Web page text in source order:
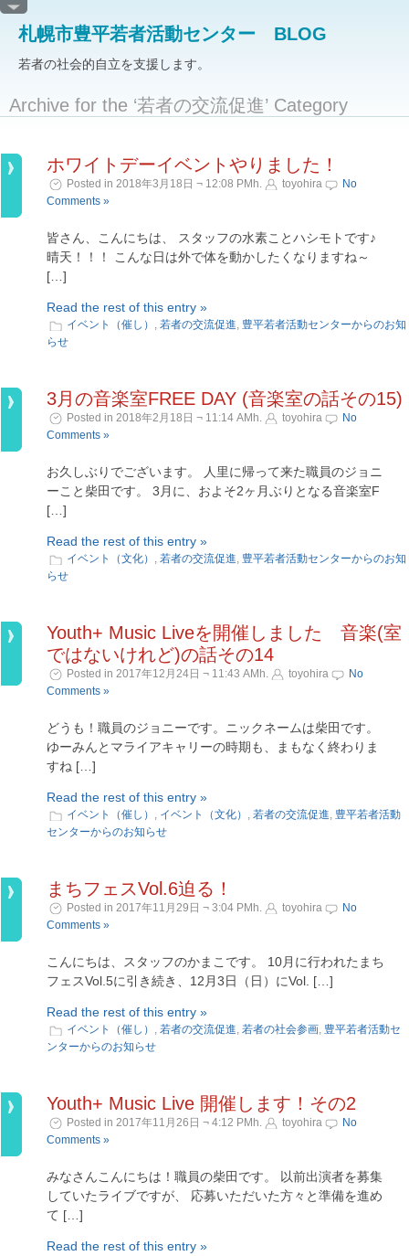
札幌市豊平若者活動センター BLOG
若者の社会的自立を支援します。
Archive for the ‘若者の交流促進’ Category
ホワイトデーイベントやりました！
Posted in 2018年3月18日 ¬ 12:08 PMh. toyohira
No
Comments »
皆さん、こんにちは、 スタッフの水素ことハシモトです♪
晴天！！！ こんな日は外で体を動かしたくなりますね～
[…]
Read the rest of this entry »
イベント（催し） , 若者の交流促進, 豊平若者活動センターからのお知
らせ
3月の音楽室FREE DAY (音楽室の話その15)
Posted in 2018年2月18日 ¬ 11:14 AMh. toyohira
No
Comments »
お久しぶりでございます。 人里に帰って来た職員のジョニ
ーこと柴田です。 3月に、およそ2ヶ月ぶりとなる音楽室F
[…]
Read the rest of this entry »
イベント（文化） , 若者の交流促進, 豊平若者活動センターからのお知
らせ
Youth+ Music Liveを開催しました 音楽(室
ではないけれど)の話その14
Posted in 2017年12月24日 ¬ 11:43 AMh. toyohira
No
Comments »
どうも！職員のジョニーです。ニックネームは柴田です。
ゆーみんとマライアキャリーの時期も、まもなく終わりま
すね […]
Read the rest of this entry »
イベント（催し） , イベント（文化） , 若者の交流促進, 豊平若者活動
センターからのお知らせ
まちフェスVol.6迫る！
Posted in 2017年11月29日 ¬ 3:04 PMh. toyohira
No
Comments »
こんにちは、スタッフのかまこです。 10月に行われたまち
フェスVol.5に引き続き、12月3日（日）にVol. […]
Read the rest of this entry »
イベント（催し） , 若者の交流促進, 若者の社会参画, 豊平若者活動セ
ンターからのお知らせ
Youth+ Music Live 開催します！その2
Posted in 2017年11月26日 ¬ 4:12 PMh. toyohira
No
Comments »
みなさんこんにちは！職員の柴田です。 以前出演者を募集
していたライブですが、 応募いただいた方々と準備を進め
て […]
Read the rest of this entry »